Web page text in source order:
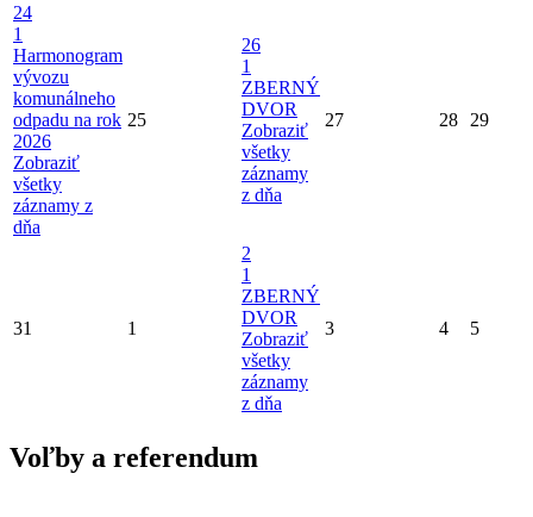
24
1
Harmonogram
vývozu
komunálneho
odpadu na rok
2026
Zobraziť
všetky
záznamy z
dňa
25
26
1
ZBERNÝ
DVOR
Zobraziť
všetky
záznamy
z dňa
27 28 29
31 1
2
1
ZBERNÝ
DVOR
Zobraziť
všetky
záznamy
z dňa
3 4 5
Voľby a referendum